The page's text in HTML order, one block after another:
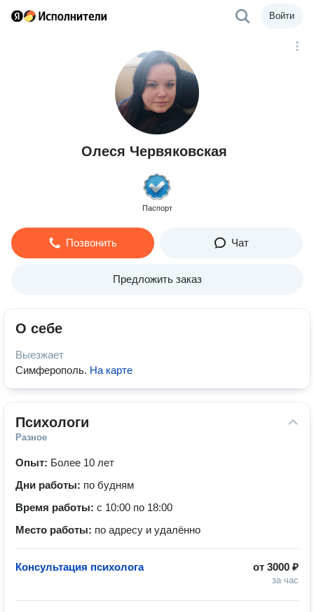
Войти
Олеся Червяковская
Паспорт
Позвонить Чат
Предложить заказ
О себе
Выезжает
Симферополь. На карте
Психологи
Разное
Опыт: Более 10 лет
Дни работы: по будням
Время работы: с 10:00 по 18:00
Место работы: по адресу и удалённо
от 3000 ₽
за час
Консультация психолога